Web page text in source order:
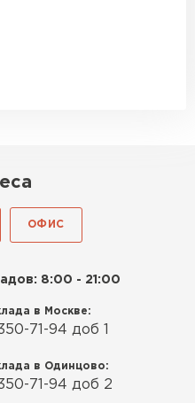
ОФИС
8:00 - 21:00
в Москве:
71-94 доб 1
в Одинцово:
71-94 доб 2